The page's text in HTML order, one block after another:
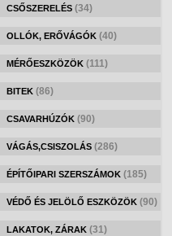
CSŐSZERELÉS (34)
OLLÓK, ERŐVÁGÓK (40)
MÉRŐESZKÖZÖK (111)
BITEK (86)
CSAVARHÚZÓK (90)
VÁGÁS,CSISZOLÁS (286)
ÉPÍTŐIPARI SZERSZÁMOK (185)
VÉDŐ ÉS JELÖLŐ ESZKÖZÖK (90)
LAKATOK, ZÁRAK (31)